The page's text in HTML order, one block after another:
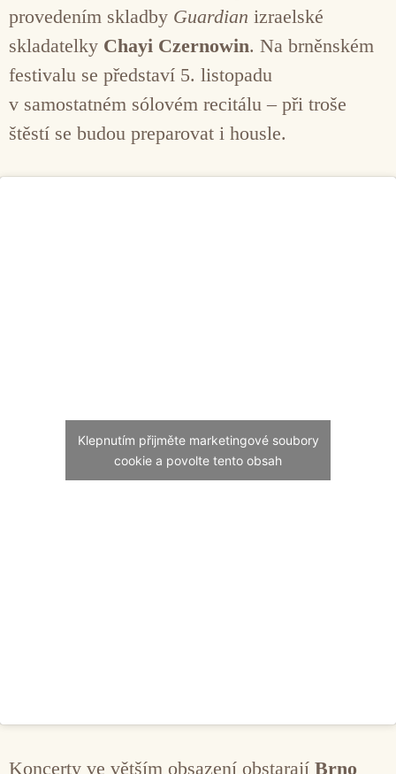
provedením skladby Guardian izraelské
skladatelky Chayi Czernowin. Na brněnském
festivalu se představí 5. listopadu
v samostatném sólovém recitálu – při troše
štěstí se budou preparovat i housle.
Klepnutím přijměte marketingové soubory
cookie a povolte tento obsah
Koncerty ve větším obsazení obstarají Brno